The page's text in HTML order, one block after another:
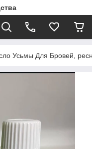
Усьмы Для Бровей,